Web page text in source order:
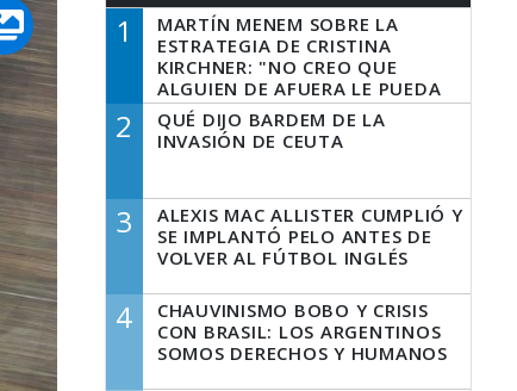
1
MARTÍN MENEM SOBRE LA
ESTRATEGIA DE CRISTINA
KIRCHNER: "NO CREO QUE
ALGUIEN DE AFUERA LE PUEDA
DECIR A LA JUSTICIA LO QUE
TIENE QUE HACER"
2
QUÉ DIJO BARDEM DE LA
INVASIÓN DE CEUTA
3
ALEXIS MAC ALLISTER CUMPLIÓ Y
SE IMPLANTÓ PELO ANTES DE
VOLVER AL FÚTBOL INGLÉS
4
CHAUVINISMO BOBO Y CRISIS
CON BRASIL: LOS ARGENTINOS
SOMOS DERECHOS Y HUMANOS